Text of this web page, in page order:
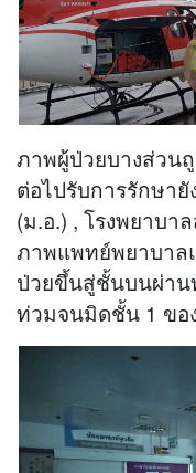
ภาพผู้ป่วยบางส่วน
ต่อไปรับการรักษา
(ม.อ.) , โรงพยาบ
ภาพแพทย์พยาบาล
ป่วยขึ้นสู่ชั้นบนผ่าน
ท่วมจนมิดชั้น 1 ขอ